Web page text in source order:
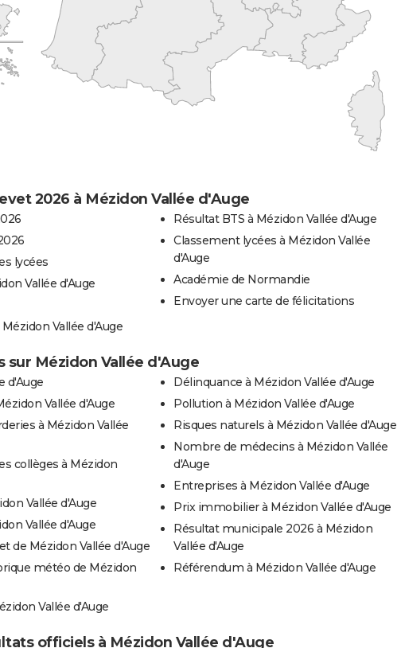
2026 à Mézidon Vallée d'Auge
lycées
Vallée d'Auge
Vallée d'Auge
Résultat BTS à Mézidon Vallée d'Auge
Classement lycées à Mézidon Vallée
d'Auge
Académie de Normandie
Envoyer une carte de félicitations
sur Mézidon Vallée d'Auge
d'Auge
Vallée d'Auge
à Mézidon Vallée
collèges à Mézidon
Vallée d'Auge
Vallée d'Auge
de Mézidon Vallée d'Auge
météo de Mézidon
Vallée d'Auge
Délinquance à Mézidon Vallée d'Auge
Pollution à Mézidon Vallée d'Auge
Risques naturels à Mézidon Vallée d'Auge
Nombre de médecins à Mézidon Vallée
d'Auge
Entreprises à Mézidon Vallée d'Auge
Prix immobilier à Mézidon Vallée d'Auge
Résultat municipale 2026 à Mézidon
Vallée d'Auge
Référendum à Mézidon Vallée d'Auge
officiels à Mézidon Vallée d'Auge